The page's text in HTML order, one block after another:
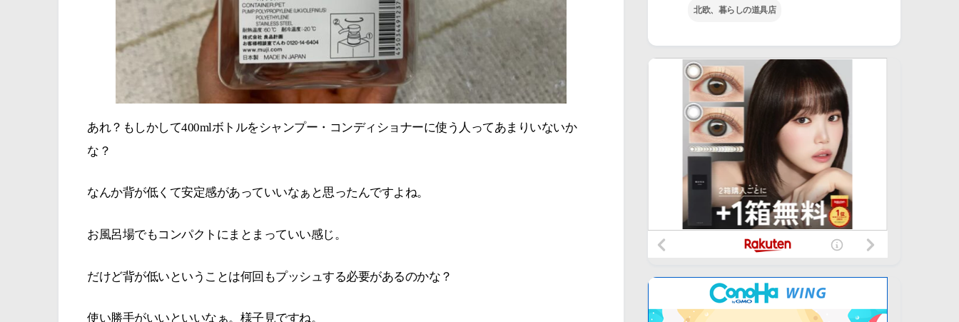
あれ？もしかして400mlボトルをシャンプー・コンディショナーに使う人ってあまりいないか
な？
なんか背が低くて安定感があっていいなぁと思ったんですよね。
お風呂場でもコンパクトにまとまっていい感じ。
だけど背が低いということは何回もプッシュする必要があるのかな？
使い勝手がいいといいなぁ。様子見ですね。
北欧、暮らしの道具店